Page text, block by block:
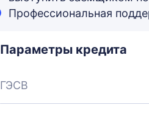
Профессиональная
Параметры кредита
ГЭСВ